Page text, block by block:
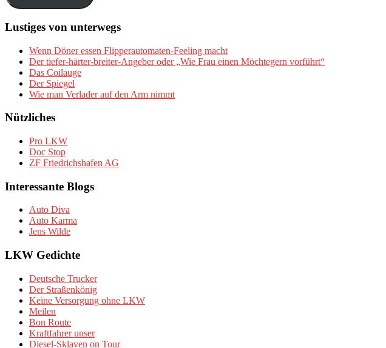
Lustiges von unterwegs
Wenn Döner essen Flipperautomaten-Feeling macht
Der tiefer-härter-breiter-Angeber oder „Wie Frau einen Möchtegern vorführt“
Das Coilauge
Der Spiegel
Wie man Verlader auf den Arm nimmt
Nützliches
Pro LKW
Doc Stop
ZF Friedrichshafen AG
Interessante Blogs
Auto Diva
Auto Karma
Jens Wilde
LKW Gedichte
Deutsche Trucker
Der Straßenkönig
Keine Versorgung ohne LKW
Meilen
Bon Route
Kraftfahrer unser
Diesel-Sklaven on Tour